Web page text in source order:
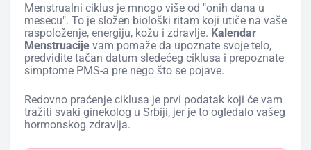
Menstrualni ciklus je mnogo više od "onih dana u
mesecu". To je složen biološki ritam koji utiče na vaše
raspoloženje, energiju, kožu i zdravlje. Kalendar
Menstruacije vam pomaže da upoznate svoje telo,
predvidite tačan datum sledećeg ciklusa i prepoznate
simptome PMS-a pre nego što se pojave.
Redovno praćenje ciklusa je prvi podatak koji će vam
tražiti svaki ginekolog u Srbiji, jer je to ogledalo vašeg
hormonskog zdravlja.